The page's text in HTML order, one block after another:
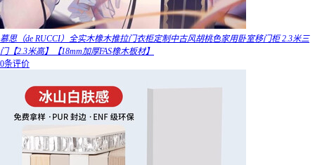
慕思（de RUCCI）全实木橡木推拉门衣柜定制中古风胡桃色家用卧室移门柜 2.3米三
门【2.3米高】【18mm加厚FAS橡木板材】
0条评价